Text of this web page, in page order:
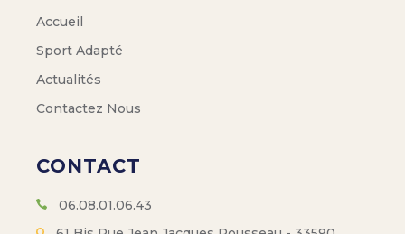
Accueil
Sport Adapté
Actualités
Contactez Nous
CONTACT
06.08.01.06.43